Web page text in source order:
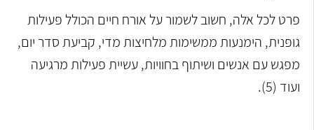
פרט לכל אלה, חשוב לשמור על אורח חיים הכולל פעילות
גופנית, הימנעות ממשימות מלחיצות מדי, קביעת סדר יום,
מפגש עם אנשים ושיתוף בחוויות, עשיית פעילות מרגיעה
ועוד (5).